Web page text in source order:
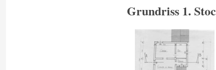
Grundriss 1.